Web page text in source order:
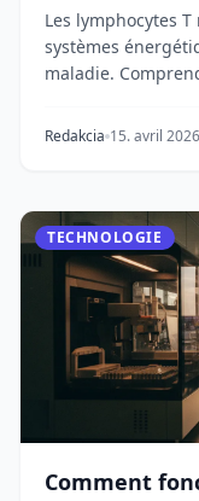
immunitaire
Les lymphocytes
systèmes
maladie.
Redakcia 15. avril 2026
TECHNOLOGIE
Comment